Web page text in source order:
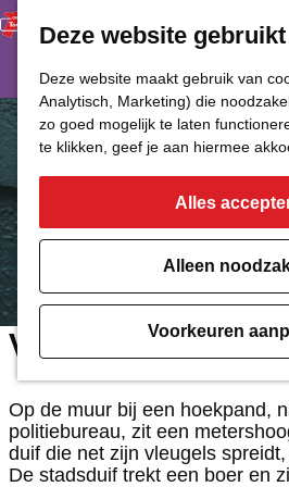
Deze website
Deze website maakt gebruik van
Analytisch, Marketing) die
zo goed mogelijk te laten
te klikken, geef je aan hiermee
Alles
Alleen
Voorkeuren
a
n
a
a
r
d
e
m
e
Vervlogen tijden
Op de muur bij een hoekpand,
politiebureau, zit een
duif die net zijn vleugels
De stadsduif trekt een boer en